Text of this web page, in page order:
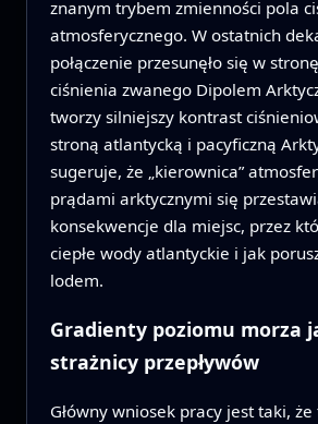
znanym trybem zmienności pola
atmosferycznego. W ostatnich
połączenie przesunęło się w
ciśnienia zwanego Dipolem
tworzy silniejszy kontrast
stroną atlantycką i pacyficzną
sugeruje, że „kierownica”
prądami arktycznymi się
konsekwencje dla miejsc, przez
ciepłe wody atlantyckie i jak
lodem.
Gradienty poziomu morza
strażnicy przepływów
Główny wniosek pracy jest taki,